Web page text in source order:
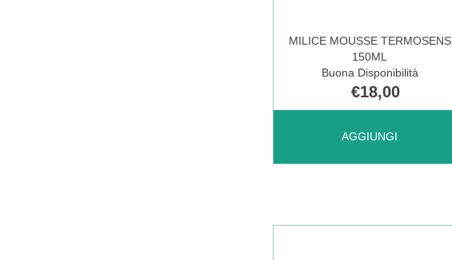
MILICE MOUSSE TERMOSENS
150ML
Buona Disponibilità
€18,00
AGGIUNGI
AGGIUNGI MILICE